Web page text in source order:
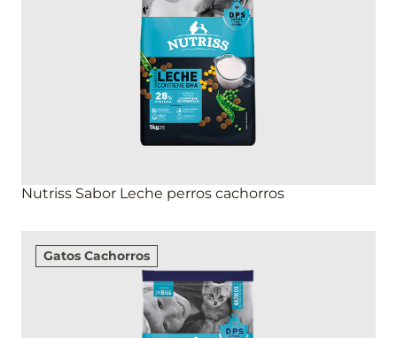
Nutriss Sabor Leche perros cachorros
Gatos Cachorros